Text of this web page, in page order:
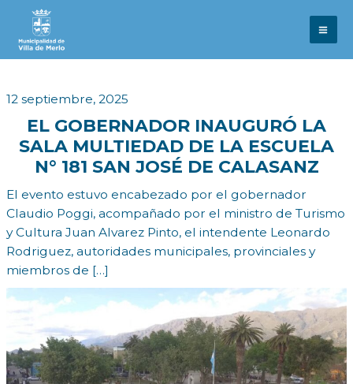
contenido
12 septiembre, 2025
EL GOBERNADOR INAUGURÓ LA
SALA MULTIEDAD DE LA ESCUELA
N° 181 SAN JOSÉ DE CALASANZ
El evento estuvo encabezado por el gobernador
Claudio Poggi, acompañado por el ministro de Turismo
y Cultura Juan Alvarez Pinto, el intendente Leonardo
Rodriguez, autoridades municipales, provinciales y
miembros de […]